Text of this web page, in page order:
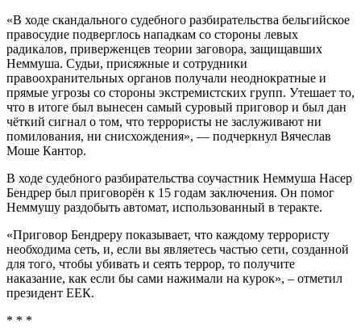
«В ходе скандального судебного разбирательства бельгийское
правосудие подверглось нападкам со стороны левых
радикалов, приверженцев теории заговора, защищавших
Неммуша. Судьи, присяжные и сотрудники
правоохранительных органов получали неоднократные и
прямые угрозы со стороны экстремистских групп. Утешает то,
что в итоге был вынесен самый суровый приговор и был дан
чёткий сигнал о том, что террористы не заслуживают ни
помилования, ни снисхождения», — подчеркнул Вячеслав
Моше Кантор.
В ходе судебного разбирательства соучастник Неммуша Насер
Бендрер был приговорён к 15 годам заключения. Он помог
Неммушу раздобыть автомат, использованный в теракте.
«Приговор Бендреру показывает, что каждому террористу
необходима сеть, и, если вы являетесь частью сети, созданной
для того, чтобы убивать и сеять террор, то получите
наказание, как если бы сами нажимали на курок», – отметил
президент ЕЕК.
* * *